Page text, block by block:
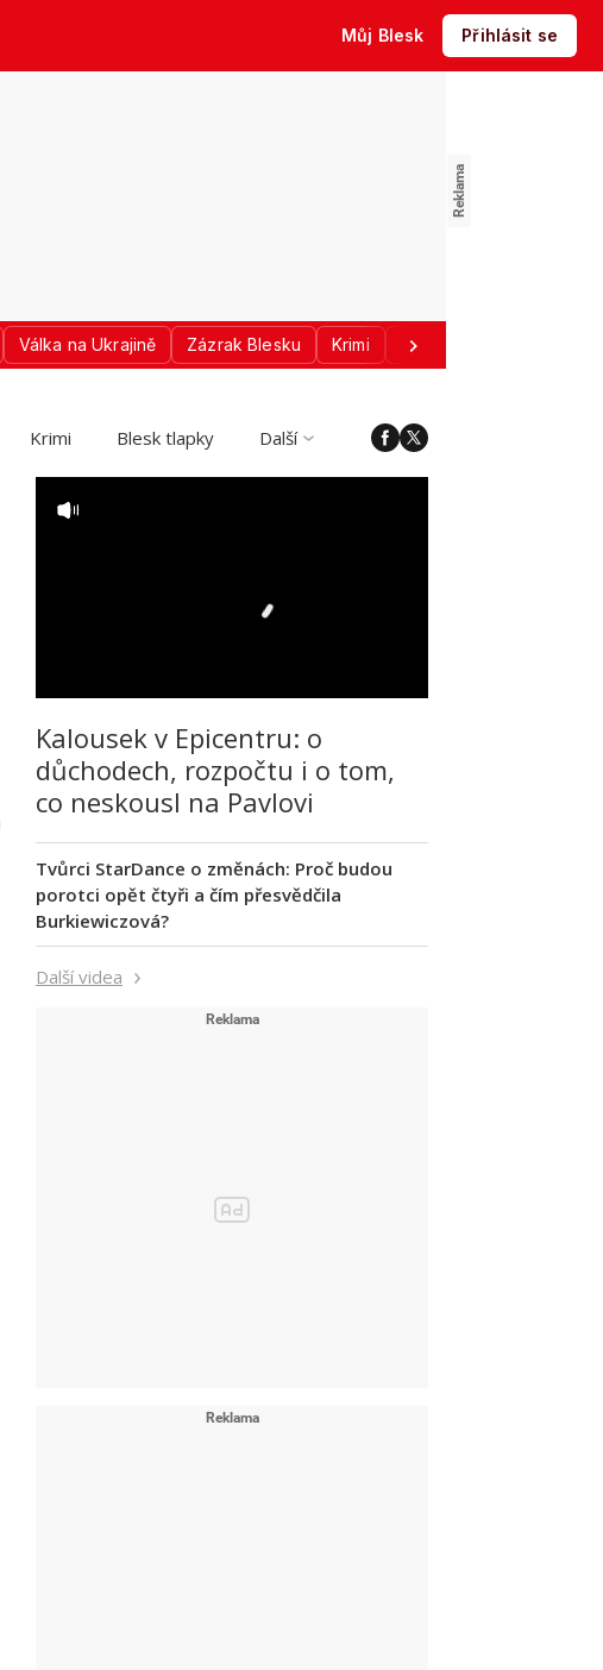
Můj Blesk Přihlásit se
Válka na Ukrajině Zázrak Blesku Krimi Donald Trump
Krimi Blesk tlapky Další
Kalousek v Epicentru: o
důchodech, rozpočtu i o tom,
co neskousl na Pavlovi
Tvůrci StarDance o změnách: Proč budou
porotci opět čtyři a čím přesvědčila
Burkiewiczová?
Další videa